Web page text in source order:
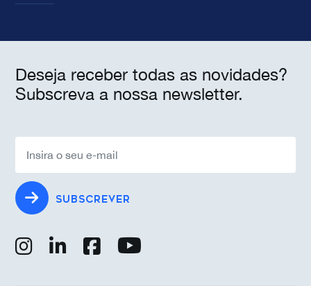
Deseja receber todas as novidades?
Subscreva a nossa newsletter.
SUBSCREVER